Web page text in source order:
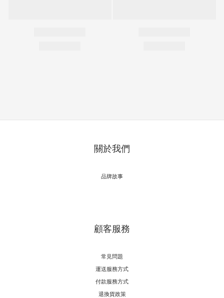
關於我們
品牌故事
顧客服務
常見問題
運送服務方式
付款服務方式
退換貨政策